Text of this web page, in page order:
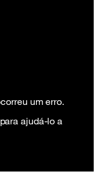
um erro.
ajudá-lo a